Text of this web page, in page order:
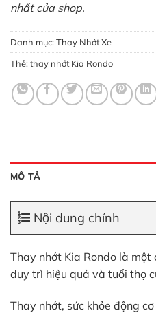
nhất của shop.
Danh mục: Thay Nhớt Xe
Thẻ: thay nhớt Kia Rondo
MÔ TẢ
Nội dung chính
Thay nhớt Kia Rondo là
duy trì hiệu quả và tuổi thọ
Thay nhớt, sức khỏe động